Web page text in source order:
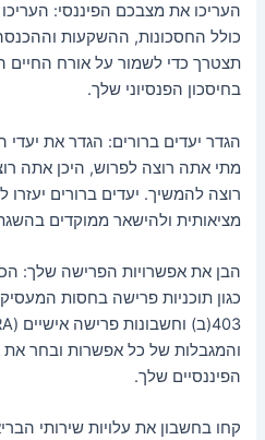
העריכו את מצבכם הפיננסי:
כולל החסכונות, ההשקעות
תצטרך כדי לשמור על אורח החיים
בחיסכון הפנסיוני שלך.
הגדר יעדים ברורים: הגדר את יעדי
מתי אתה רוצה לפרוש, היכן אתה
רוצה להמשיך. יעדים ברורים
מציאותית ולהישאר ממוקדים
הבן את אפשרויות הפרישה שלך: הכר
והמגבלות של כל אפשרות ובחר את
הפיננסיים שלך.
קחו בחשבון את עלויות שירותי